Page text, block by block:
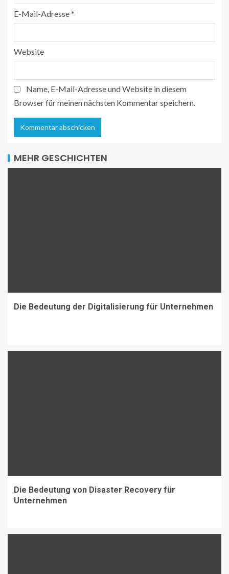
E-Mail-Adresse*
Website
Name, E-Mail-Adresse und Website in diesem
Browser für meinen nächsten Kommentar speichern.
MEHR GESCHICHTEN
Die Bedeutung der Digitalisierung für Unternehmen
Die Bedeutung von Disaster Recovery für
Unternehmen